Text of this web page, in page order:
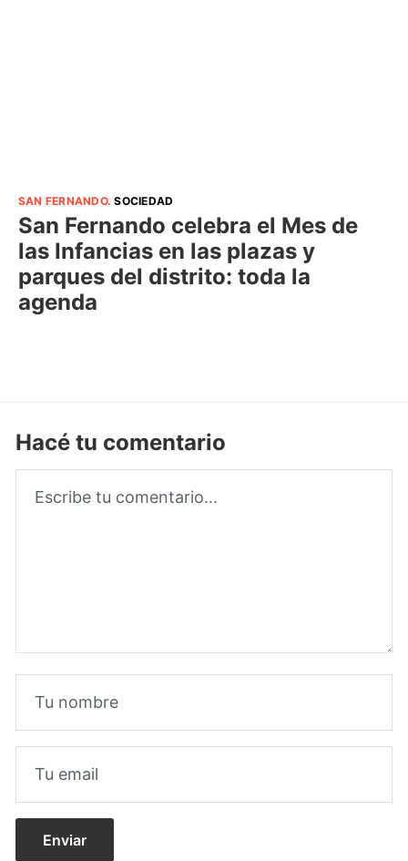
SAN FERNANDO.SOCIEDAD
San Fernando celebra el Mes de
las Infancias en las plazas y
parques del distrito: toda la
agenda
Hacé tu comentario